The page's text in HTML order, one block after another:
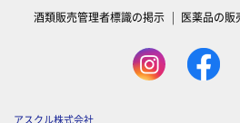
酒類販売管理者標識の掲示
医薬品の販
アスクル株式会社